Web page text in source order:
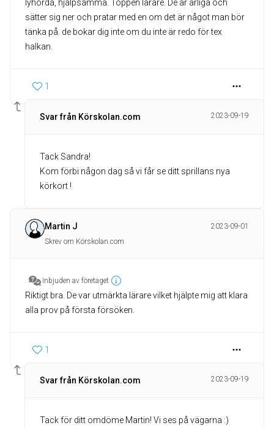
lyhörda, hjälpsamma. Toppen lärare. De är ärliga och
sätter sig ner och pratar med en om det är något man bör
tänka på. de bokar dig inte om du inte är redo för tex
halkan.
1
Svar från Körskolan.com 2023-09-19
Tack Sandra!
Kom förbi någon dag så vi får se ditt sprillans nya
körkort !
Martin J
2023-09-01
Skrev om Körskolan.com
Inbjuden av företaget
Riktigt bra. De var utmärkta lärare vilket hjälpte mig att klara
alla prov på första försöken.
1
Svar från Körskolan.com 2023-09-19
Tack för ditt omdöme Martin! Vi ses på vägarna :)